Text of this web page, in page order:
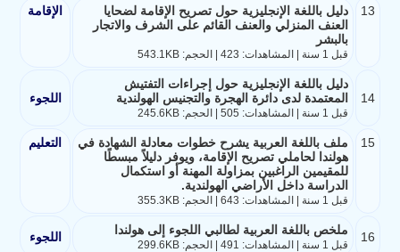
13
دليل باللغة الإنجليزية حول تصريح الإقامة لضحايا
العنف المنزلي والعنف القائم على الشرف والاتجار
بالبشر
قبل 1 سنة | المشاهدات: 423 | الحجم: 543.1KB
الإقامة
14
دليل باللغة الإنجليزية حول إجراءات التفتيش
المعتمدة لدى دائرة الهجرة والتجنيس الهولندية
قبل 1 سنة | المشاهدات: 505 | الحجم: 245.6KB
اللجوء
15
ملف باللغة العربية يشرح خطوات معادلة الشهادة في
هولندا لحاملي تصريح الإقامة، ويوفر دليلاً مبسطًا
للمقيمين الراغبين بمزاولة المهنة أو استكمال
الدراسة داخل الأراضي الهولندية.
قبل 1 سنة | المشاهدات: 643 | الحجم: 355.3KB
التعليم
16 ملخص باللغة العربية لطالبي اللجوء إلى هولندا
قبل 1 سنة | المشاهدات: 491 | الحجم: 299.6KB
اللجوء